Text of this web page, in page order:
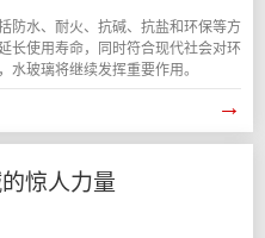
防水、耐火、抗碱、抗盐和环保等方
长使用寿命，同时符合现代社会对环
水玻璃将继续发挥重要作用。
→
惊人力量